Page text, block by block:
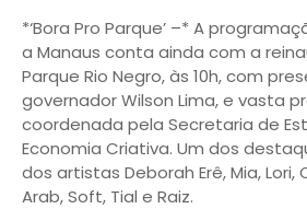
*‘Bora Pro Parque’ –* A
a Manaus conta ainda com a
Parque Rio Negro, às 10h, com
governador Wilson Lima, e vasta
coordenada pela Secretaria de
Economia Criativa. Um dos
dos artistas Deborah Erê, Mia, Lori,
Arab, Soft, Tial e Raiz.